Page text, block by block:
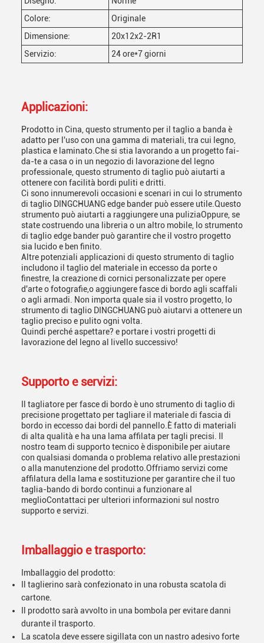
Colore:
Originale
Dimensione:
20x12x2-2R1
Servizio:
24 ore*7 giorni
Applicazioni:
Prodotto in Cina, questo strumento per il taglio a banda è
adatto per l'uso con una gamma di materiali, tra cui legno,
plastica e laminato.Che si stia lavorando a un progetto fai-
da-te a casa o in un negozio di lavorazione del legno
professionale, questo strumento di taglio può aiutarti a
ottenere con facilità bordi puliti e dritti.
Ci sono innumerevoli occasioni e scenari in cui lo strumento
di taglio DINGCHUANG edge bander può essere utile.Questo
strumento può aiutarti a raggiungere una puliziaOppure, se
state costruendo una libreria o un altro mobile, lo strumento
di taglio edge bander può garantire che il vostro progetto
sia lucido e ben finito.
Altre potenziali applicazioni di questo strumento di taglio
includono il taglio del materiale in eccesso da porte o
finestre, la creazione di cornici personalizzate per opere
d'arte o fotografie,o aggiungere fasce di bordo agli scaffali
o agli armadi. Non importa quale sia il vostro progetto, lo
strumento di taglio DINGCHUANG può aiutarvi a ottenere un
taglio preciso e pulito ogni volta.
Quindi perché aspettare? e portare i vostri progetti di
lavorazione del legno al livello successivo!
Supporto e servizi:
Il tagliatore per fasce di bordo è uno strumento di taglio di
precisione progettato per tagliare il materiale di fascia di
bordo in eccesso dai bordi del pannello.È fatto di materiali
di alta qualità e ha una lama affilata per tagli precisi. Il
nostro team di supporto tecnico è disponibile per aiutare
con qualsiasi domanda o problema relativo alle prestazioni
o alla manutenzione del prodotto.Offriamo servizi come
affilatura della lama e sostituzione per garantire che il tuo
taglia-bando di bordo continui a funzionare al
meglioContattaci per ulteriori informazioni sul nostro
supporto e servizi.
Imballaggio e trasporto:
Imballaggio del prodotto:
Il taglierino sarà confezionato in una robusta scatola di
cartone.
Il prodotto sarà avvolto in una bombola per evitare danni
durante il trasporto.
La scatola deve essere sigillata con un nastro adesivo forte